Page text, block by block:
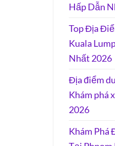
Hấp Dẫn
Top Địa
Kuala
Nhất 2026
Địa điểm
Khám phá
2026
Khám Phá